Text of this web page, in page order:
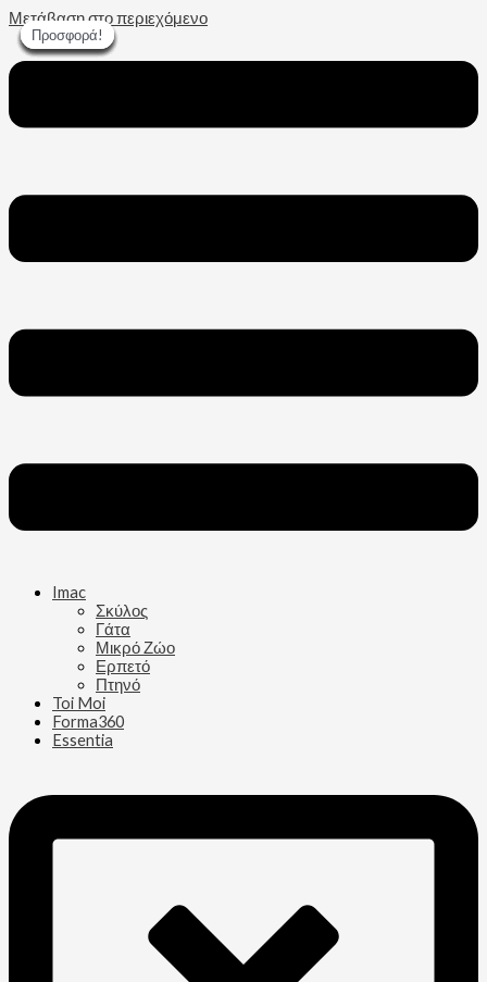
Μετάβαση στο περιεχόμενο
Imac
Σκύλος
Γάτα
Μικρό Ζώο
Ερπετό
Πτηνό
Toi Moi
Forma360
Essentia
Προσφορά!
Προσφορά!
Προσφορά!
Προσφορά!
Προσφορά!
Προσφορά!
Προσφορά!
Προσφορά!
Προσφορά!